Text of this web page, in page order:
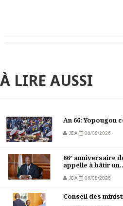
À LIRE AUSSI
An 66: Yopougon
JDA 08/08/2026
66ᵉ anniversaire
appelle à bâtir
JDA 06/08/2026
Conseil des